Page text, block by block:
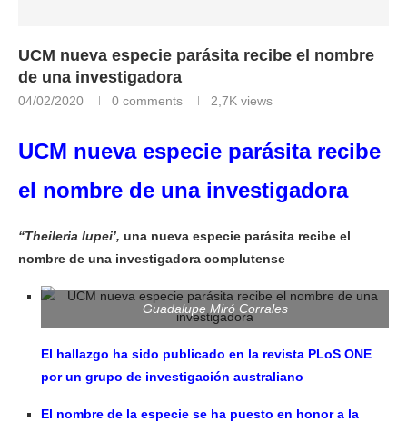
UCM nueva especie parásita recibe el nombre
de una investigadora
04/02/2020 0 comments 2,7K views
UCM nueva especie parásita recibe
el nombre de una investigadora
“Theileria lupei’, una nueva especie parásita recibe el
nombre de una investigadora complutense
Guadalupe Miró Corrales
El hallazgo ha sido publicado en la revista PLoS ONE
por un grupo de investigación australiano
El nombre de la especie se ha puesto en honor a la